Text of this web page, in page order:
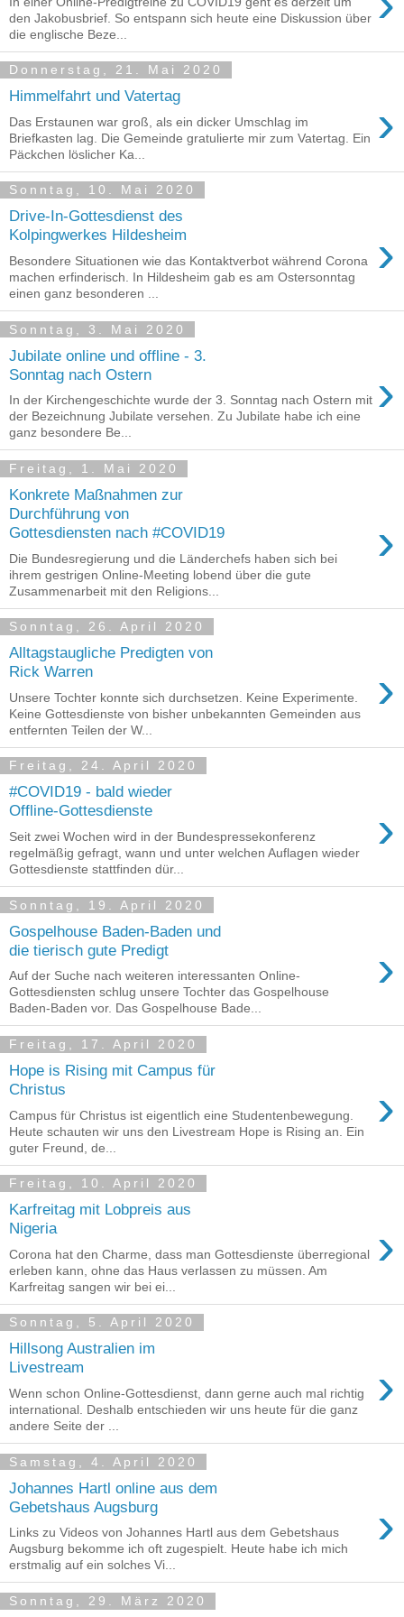
den Jakobusbrief. So entspann sich heute eine Diskussion über
die englische Beze...
Donnerstag, 21. Mai 2020
Himmelfahrt und Vatertag ›
Das Erstaunen war groß, als ein dicker Umschlag im
Briefkasten lag. Die Gemeinde gratulierte mir zum Vatertag. Ein
Päckchen löslicher Ka...
Sonntag, 10. Mai 2020
Drive-In-Gottesdienst des
Kolpingwerkes Hildesheim
›
Besondere Situationen wie das Kontaktverbot während Corona
machen erfinderisch. In Hildesheim gab es am Ostersonntag
einen ganz besonderen ...
Sonntag, 3. Mai 2020
Jubilate online und offline - 3.
Sonntag nach Ostern
›
In der Kirchengeschichte wurde der 3. Sonntag nach Ostern mit
der Bezeichnung Jubilate versehen. Zu Jubilate habe ich eine
ganz besondere Be...
Freitag, 1. Mai 2020
Konkrete Maßnahmen zur
Durchführung von
Gottesdiensten nach #COVID19
›
Die Bundesregierung und die Länderchefs haben sich bei
ihrem gestrigen Online-Meeting lobend über die gute
Zusammenarbeit mit den Religions...
Sonntag, 26. April 2020
Alltagstaugliche Predigten von
Rick Warren
›
Unsere Tochter konnte sich durchsetzen. Keine Experimente.
Keine Gottesdienste von bisher unbekannten Gemeinden aus
entfernten Teilen der W...
Freitag, 24. April 2020
#COVID19 - bald wieder
Offline-Gottesdienste
›
Seit zwei Wochen wird in der Bundespressekonferenz
regelmäßig gefragt, wann und unter welchen Auflagen wieder
Gottesdienste stattfinden dür...
Sonntag, 19. April 2020
Gospelhouse Baden-Baden und
die tierisch gute Predigt
›
Auf der Suche nach weiteren interessanten Online-
Gottesdiensten schlug unsere Tochter das Gospelhouse
Baden-Baden vor. Das Gospelhouse Bade...
Freitag, 17. April 2020
Hope is Rising mit Campus für
Christus
›
Campus für Christus ist eigentlich eine Studentenbewegung.
Heute schauten wir uns den Livestream Hope is Rising an. Ein
guter Freund, de...
Freitag, 10. April 2020
Karfreitag mit Lobpreis aus
Nigeria
›
Corona hat den Charme, dass man Gottesdienste überregional
erleben kann, ohne das Haus verlassen zu müssen. Am
Karfreitag sangen wir bei ei...
Sonntag, 5. April 2020
Hillsong Australien im
Livestream
›
Wenn schon Online-Gottesdienst, dann gerne auch mal richtig
international. Deshalb entschieden wir uns heute für die ganz
andere Seite der ...
Samstag, 4. April 2020
Johannes Hartl online aus dem
Gebetshaus Augsburg
›
Links zu Videos von Johannes Hartl aus dem Gebetshaus
Augsburg bekomme ich oft zugespielt. Heute habe ich mich
erstmalig auf ein solches Vi...
Sonntag, 29. März 2020